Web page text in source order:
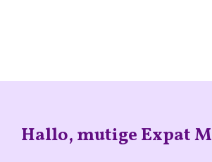
Hallo, mutige Expat